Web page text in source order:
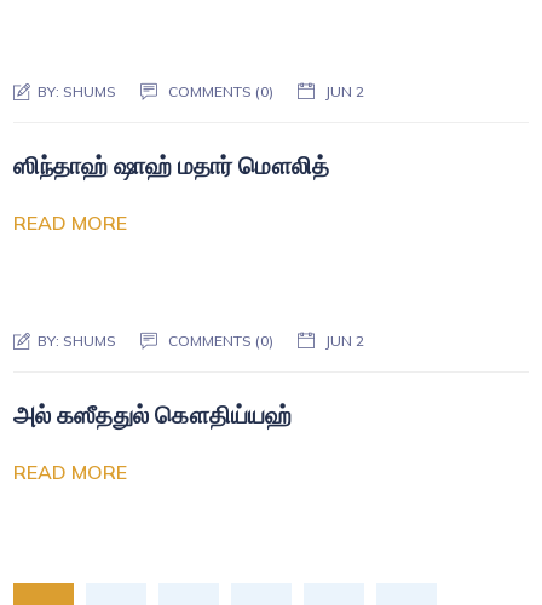
BY: SHUMS COMMENTS (0) JUN 2
ஸிந்தாஹ் ஷாஹ் மதார் மௌலித்
READ MORE
BY: SHUMS COMMENTS (0) JUN 2
அல் கஸீததுல் கௌதிய்யஹ்
READ MORE